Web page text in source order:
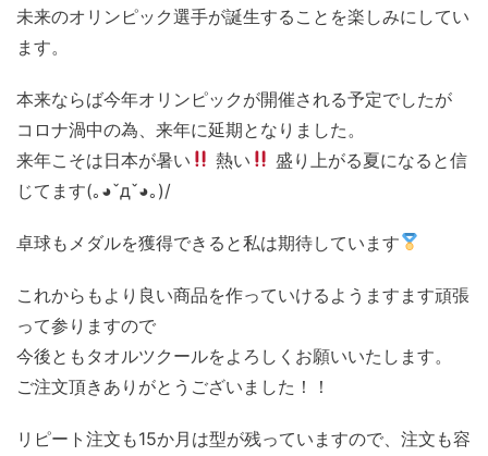
未来のオリンピック選手が誕生することを楽しみにしてい
ます。
本来ならば今年オリンピックが開催される予定でしたが
コロナ渦中の為、来年に延期となりました。
来年こそは日本が暑い
熱い
盛り上がる夏になると信
じてます(｡◕ˇдˇ​◕｡)/
卓球もメダルを獲得できると私は期待しています
これからもより良い商品を作っていけるようますます頑張
って参りますので
今後ともタオルツクールをよろしくお願いいたします。
ご注文頂きありがとうございました！！
リピート注文も15か月は型が残っていますので、注文も容